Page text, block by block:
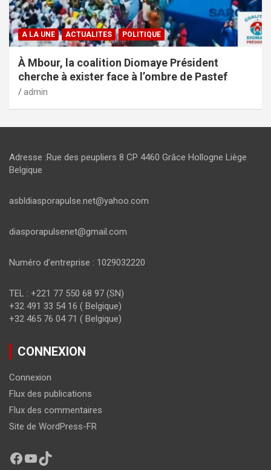
A LA UNE ACTUALITES POLITIQUE
À Mbour, la coalition Diomaye Président
cherche à exister face à l’ombre de Pastef
admin
Adresse :Rue des peupliers 8 CP 4460 Grâce Hollogne Liège
Belgique
asbldiasporapulse.net@yahoo.com
diasporapulsenet@gmail.com
Numéro d’entreprise : 1029032220
TEL : +221 77 550 68 97 (SN)
+32 491 33 54 16 ( Belgique)
+32 465 76 04 71 ( Belgique)
CONNEXION
Connexion
Flux des publications
Flux des commentaires
Site de WordPress-FR